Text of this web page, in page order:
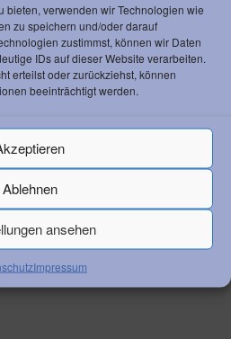
bieten, verwenden wir Technologien wie
zu speichern und/oder darauf
zustimmst, können wir Daten
IDs auf dieser Website verarbeiten.
erteilst oder zurückziehst, können
beeinträchtigt werden.
Ablehnen
ansehen
Impressum
Lerchl